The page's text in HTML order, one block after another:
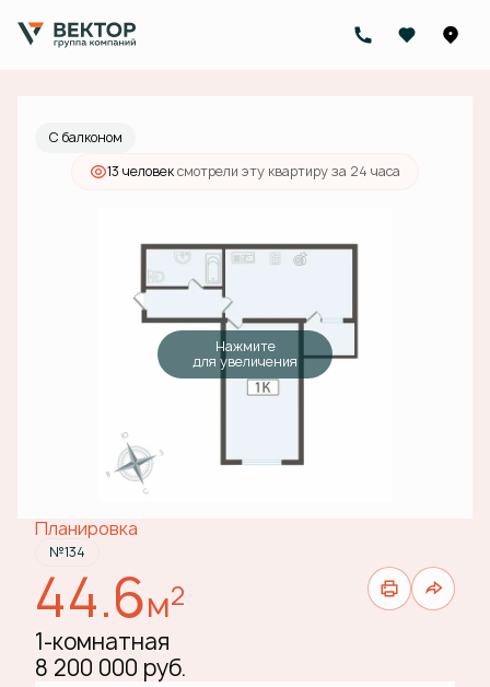
1-комнатная 8 200 000 руб.
Ипотекаот 29 449 руб./мес.
С балконом
13 человексмотрели эту квартиру за 24 часа
Нажмите
для увеличения
Планировка
№134
44.6м2
1-комнатная
8 200 000 руб.